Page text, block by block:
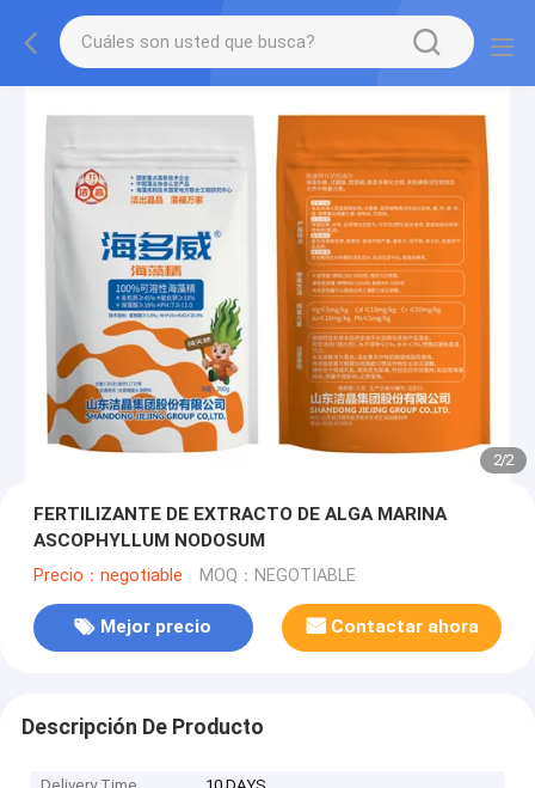
2/2
FERTILIZANTE DE EXTRACTO DE ALGA MARINA
ASCOPHYLLUM NODOSUM
Precio：negotiable MOQ：NEGOTIABLE
Mejor precio Contactar ahora
Descripción De Producto